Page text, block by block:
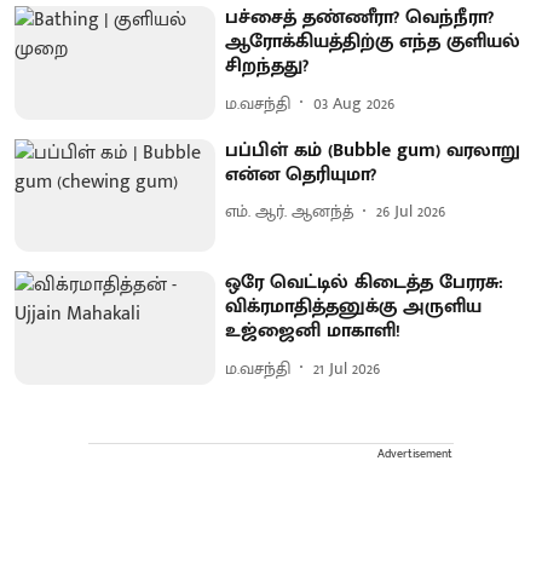
பச்சைத் தண்ணீரா? வெந்நீரா?
ஆரோக்கியத்திற்கு எந்த குளியல்
சிறந்தது?
ம.வசந்தி 03 Aug 2026
பப்பிள் கம் (Bubble gum) வரலாறு
என்ன தெரியுமா?
எம். ஆர். ஆனந்த் 26 Jul 2026
ஒரே வெட்டில் கிடைத்த பேரரசு:
விக்ரமாதித்தனுக்கு அருளிய
உஜ்ஜைனி மாகாளி!
ம.வசந்தி 21 Jul 2026
Advertisement